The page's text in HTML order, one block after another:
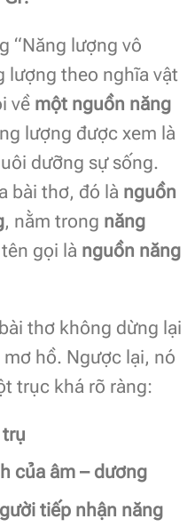
“Năng lượng vô
lượng theo nghĩa vật
về một nguồn năng
lượng được xem là
dưỡng sự sống.
bài thơ, đó là nguồn
, nằm trong năng
gọi là nguồn năng
thơ không dừng lại
hồ. Ngược lại, nó
trục khá rõ ràng:
của âm – dương
tiếp nhận năng